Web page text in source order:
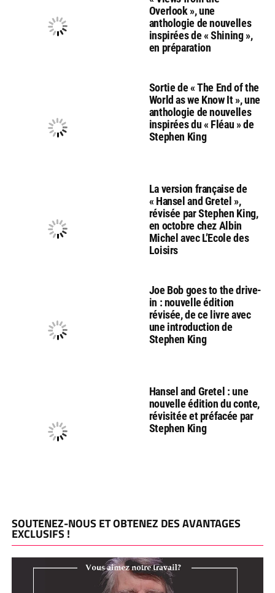
Overlook », une
anthologie de nouvelles
inspirées de « Shining »,
en préparation
Sortie de « The End of the
World as we Know It », une
anthologie de nouvelles
inspirées du « Fléau » de
Stephen King
La version française de
« Hansel and Gretel »,
révisée par Stephen King,
en octobre chez Albin
Michel avec L’Ecole des
Loisirs
Joe Bob goes to the drive-
in : nouvelle édition
révisée, de ce livre avec
une introduction de
Stephen King
Hansel and Gretel : une
nouvelle édition du conte,
révisitée et préfacée par
Stephen King
SOUTENEZ-NOUS ET OBTENEZ DES AVANTAGES
EXCLUSIFS !